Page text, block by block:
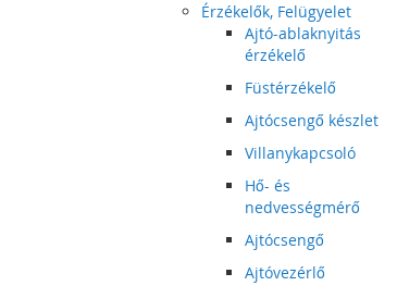
Érzékelők, Felügyelet
Ajtó-ablaknyitás
érzékelő
Füstérzékelő
Ajtócsengő készlet
Villanykapcsoló
Hő- és
nedvességmérő
Ajtócsengő
Ajtóvezérlő